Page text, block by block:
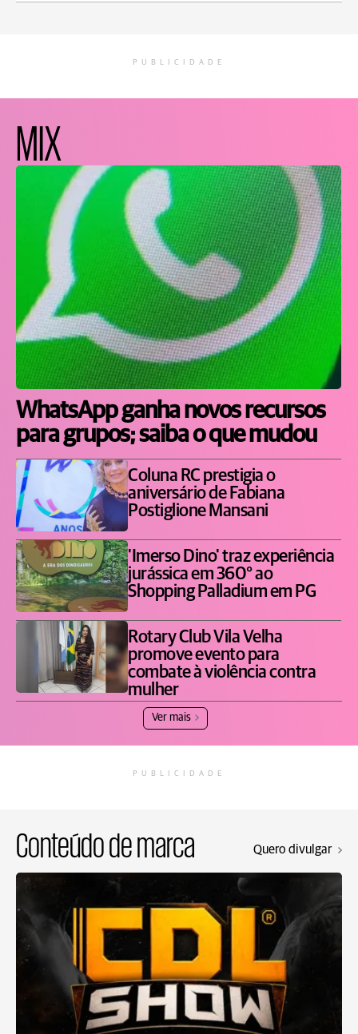
PUBLICIDADE
MIX
WhatsApp ganha novos recursos
para grupos; saiba o que mudou
Coluna RC prestigia o
aniversário de Fabiana
Postiglione Mansani
'Imerso Dino' traz experiência
jurássica em 360° ao
Shopping Palladium em PG
Rotary Club Vila Velha
promove evento para
combate à violência contra
mulher
Ver mais
PUBLICIDADE
Conteúdo de marca Quero divulgar